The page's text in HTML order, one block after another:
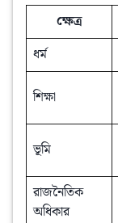
ক্ষেত্র
ধর্ম
শিক্ষা
ভূমি
রাজনৈতিক
অধিকার